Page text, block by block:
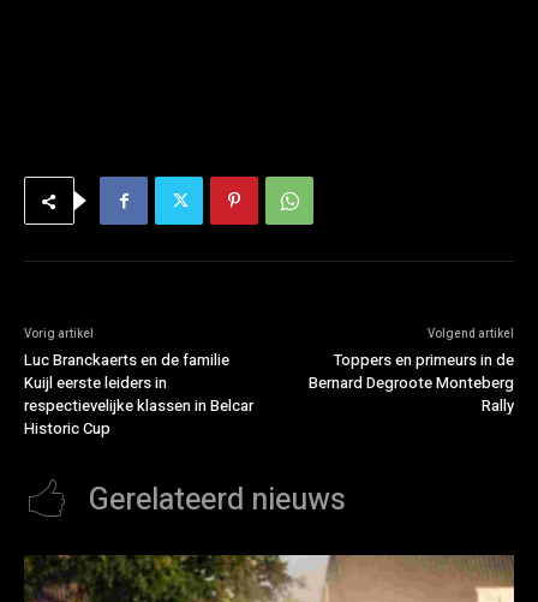
Vorig artikel
Luc Branckaerts en de familie
Kuijl eerste leiders in
respectievelijke klassen in Belcar
Historic Cup
Volgend artikel
Toppers en primeurs in de
Bernard Degroote Monteberg
Rally
Gerelateerd nieuws